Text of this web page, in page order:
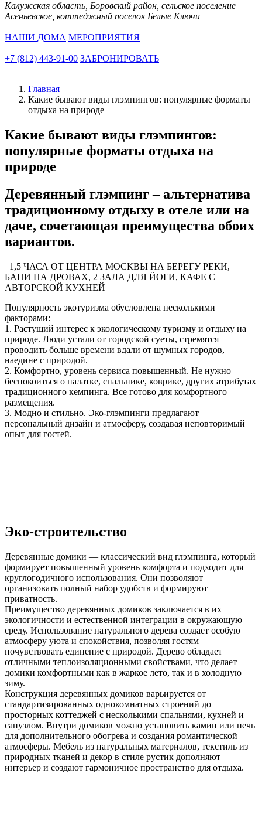
Калужская область, Боровский район, сельское поселение
Асеньевское, коттеджный поселок Белые Ключи
НАШИ ДОМА МЕРОПРИЯТИЯ
+7 (812) 443-91-00 ЗАБРОНИРОВАТЬ
Главная
Какие бывают виды глэмпингов: популярные форматы
отдыха на природе
Какие бывают виды глэмпингов:
популярные форматы отдыха на
природе
Деревянный глэмпинг – альтернатива
традиционному отдыху в отеле или на
даче, сочетающая преимущества обоих
вариантов.
1,5 ЧАСА ОТ ЦЕНТРА МОСКВЫ НА БЕРЕГУ РЕКИ,
БАНИ НА ДРОВАХ, 2 ЗАЛА ДЛЯ ЙОГИ, КАФЕ С
АВТОРСКОЙ КУХНЕЙ
Популярность экотуризма обусловлена несколькими
факторами:
1. Растущий интерес к экологическому туризму и отдыху на
природе. Люди устали от городской суеты, стремятся
проводить больше времени вдали от шумных городов,
наедине с природой.
2. Комфортно, уровень сервиса повышенный. Не нужно
беспокоиться о палатке, спальнике, коврике, других атрибутах
традиционного кемпинга. Все готово для комфортного
размещения.
3. Модно и стильно. Эко-глэмпинги предлагают
персональный дизайн и атмосферу, создавая неповторимый
опыт для гостей.
Эко-строительство
Деревянные домики — классический вид глэмпинга, который
формирует повышенный уровень комфорта и подходит для
круглогодичного использования. Они позволяют
организовать полный набор удобств и формируют
приватность.
Преимущество деревянных домиков заключается в их
экологичности и естественной интеграции в окружающую
среду. Использование натурального дерева создает особую
атмосферу уюта и спокойствия, позволяя гостям
почувствовать единение с природой. Дерево обладает
отличными теплоизоляционными свойствами, что делает
домики комфортными как в жаркое лето, так и в холодную
зиму.
Конструкция деревянных домиков варьируется от
стандартизированных однокомнатных строений до
просторных коттеджей с несколькими спальнями, кухней и
санузлом. Внутри домиков можно установить камин или печь
для дополнительного обогрева и создания романтической
атмосферы. Мебель из натуральных материалов, текстиль из
природных тканей и декор в стиле рустик дополняют
интерьер и создают гармоничное пространство для отдыха.